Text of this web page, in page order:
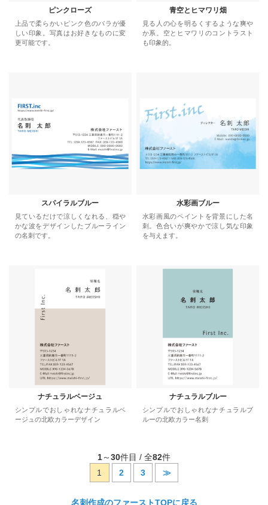
ピンクローズ
上品で柔らかいピンク色のバラが優
しい印象。写真はお好きなものに変
更可能です。
青空とヒマワリ畑
見る人の心を明るくするような爽や
か系。空とヒマワリのコントラスト
も印象的。
スパイラルブルー
見ているだけで涼しくなれる、穏や
かな波をデザインしたブルーライン
の名刺です。
水彩画ブルー
水彩画風のペイントを背景にした名
刺。色合いが爽やかで涼し気な印象
を与えます。
ナチュラルベージュ
シンプルでおしゃれなナチュラルベ
ージュの北欧カラーデザイン
ナチュラルブルー
シンプルでおしゃれなナチュラルブ
ルーの北欧カラー名刺
1～30件目 / 全82件
1
2 3 ≫
名刺作成のファーストTOPに戻る